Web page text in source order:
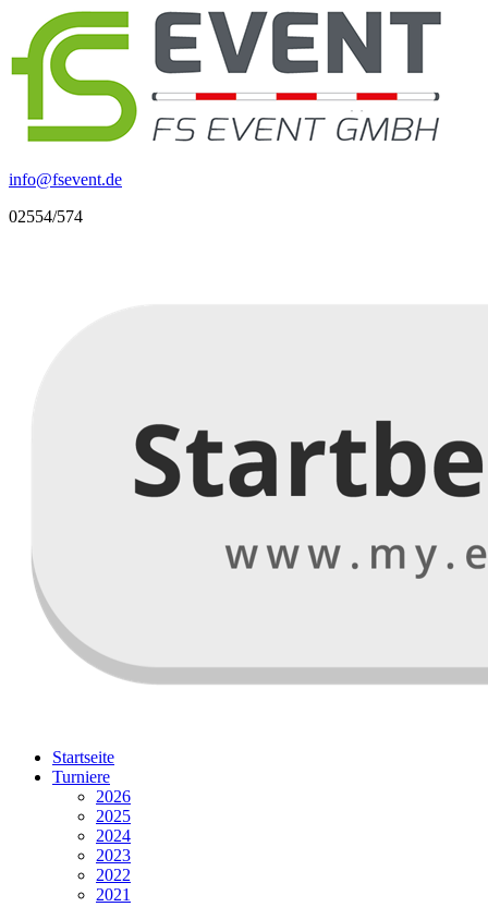
info@fsevent.de
02554/574
Startseite
Turniere
2026
2025
2024
2023
2022
2021